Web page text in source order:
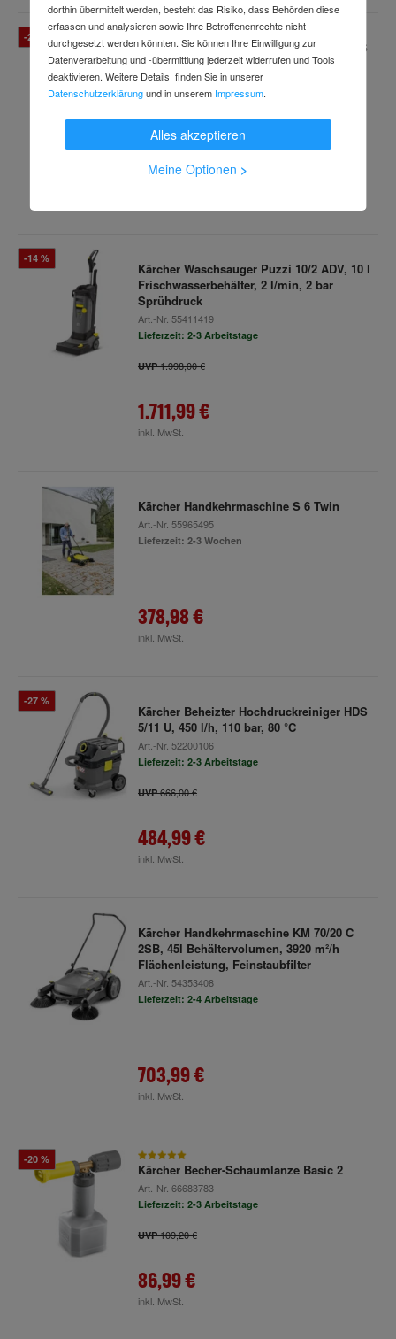
-25 %
Kärcher Beheizter Hochdruckreiniger HDS
5/11 U, 450 l/h, 110 bar, 80 °C
Art.-Nr. 51675810
Lieferzeit: 2-3 Wochen
UVP2.850,00 €
2.143,99 €
-14 %
Kärcher Waschsauger Puzzi 10/2 ADV, 10 l
Frischwasserbehälter, 2 l/min, 2 bar
Sprühdruck
Art.-Nr. 55411419
Lieferzeit: 2-3 Arbeitstage
UVP1.998,00 €
1.711,99 €
inkl. MwSt.
Kärcher Handkehrmaschine S 6 Twin
Art.-Nr. 55965495
Lieferzeit: 2-3 Wochen
378,98 €
inkl. MwSt.
-27 %
Kärcher Beheizter Hochdruckreiniger HDS
5/11 U, 450 l/h, 110 bar, 80 °C
Art.-Nr. 52200106
Lieferzeit: 2-3 Arbeitstage
UVP666,00 €
484,99 €
inkl. MwSt.
Kärcher Handkehrmaschine KM 70/20 C
2SB, 45l Behältervolumen, 3920 m²/h
Flächenleistung, Feinstaubfilter
Art.-Nr. 54353408
Lieferzeit: 2-4 Arbeitstage
703,99 €
inkl. MwSt.
-20 %
Kärcher Becher-Schaumlanze Basic 2
Art.-Nr. 66683783
Lieferzeit: 2-3 Arbeitstage
UVP109,20 €
86,99 €
inkl. MwSt.
dorthin übermittelt werden, besteht das Risiko, dass Behörden diese
erfassen und analysieren sowie Ihre Betroffenenrechte nicht
durchgesetzt werden könnten. Sie können Ihre Einwilligung zur
Datenverarbeitung und -übermittlung jederzeit widerrufen und Tools
deaktivieren. Weitere Details finden Sie in unserer
Datenschutzerklärungund in unserem Impressum.
Alles akzeptieren
Meine Optionen >